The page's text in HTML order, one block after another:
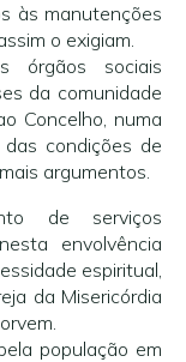
às manutenções
o exigiam.
órgãos sociais
da comunidade
Concelho, numa
condições de
argumentos.
de serviços
envolvência
espiritual,
da Misericórdia
população em